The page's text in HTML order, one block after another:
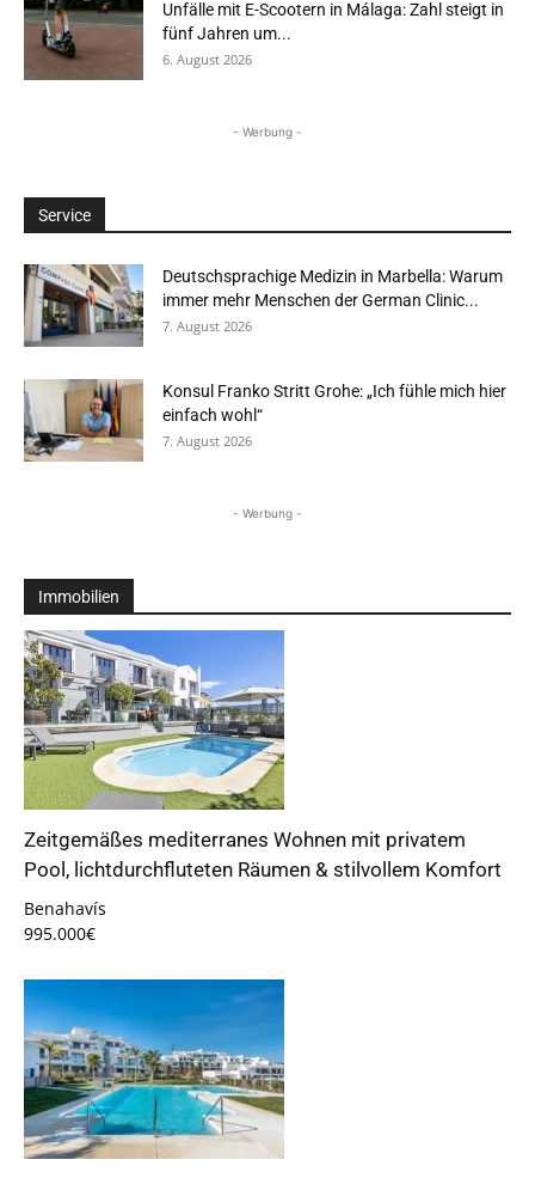
Unfälle mit E-Scootern in Málaga: Zahl steigt in
fünf Jahren um...
6. August 2026
- Werbung -
Service
Deutschsprachige Medizin in Marbella: Warum
immer mehr Menschen der German Clinic...
7. August 2026
Konsul Franko Stritt Grohe: „Ich fühle mich hier
einfach wohl“
7. August 2026
- Werbung -
Immobilien
Zeitgemäßes mediterranes Wohnen mit privatem
Pool, lichtdurchfluteten Räumen & stilvollem Komfort
Benahavís
995.000€